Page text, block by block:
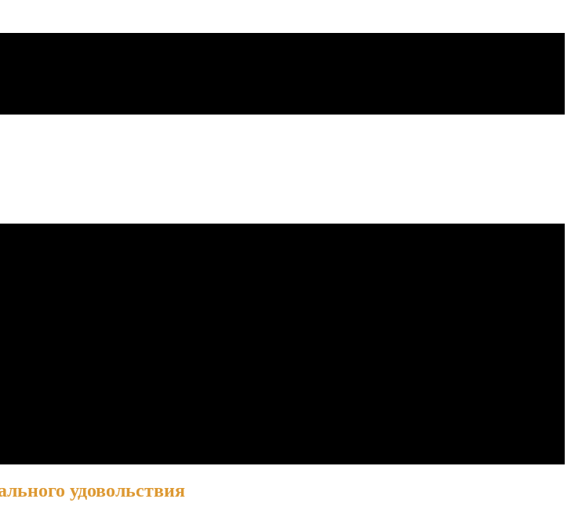
удовольствия